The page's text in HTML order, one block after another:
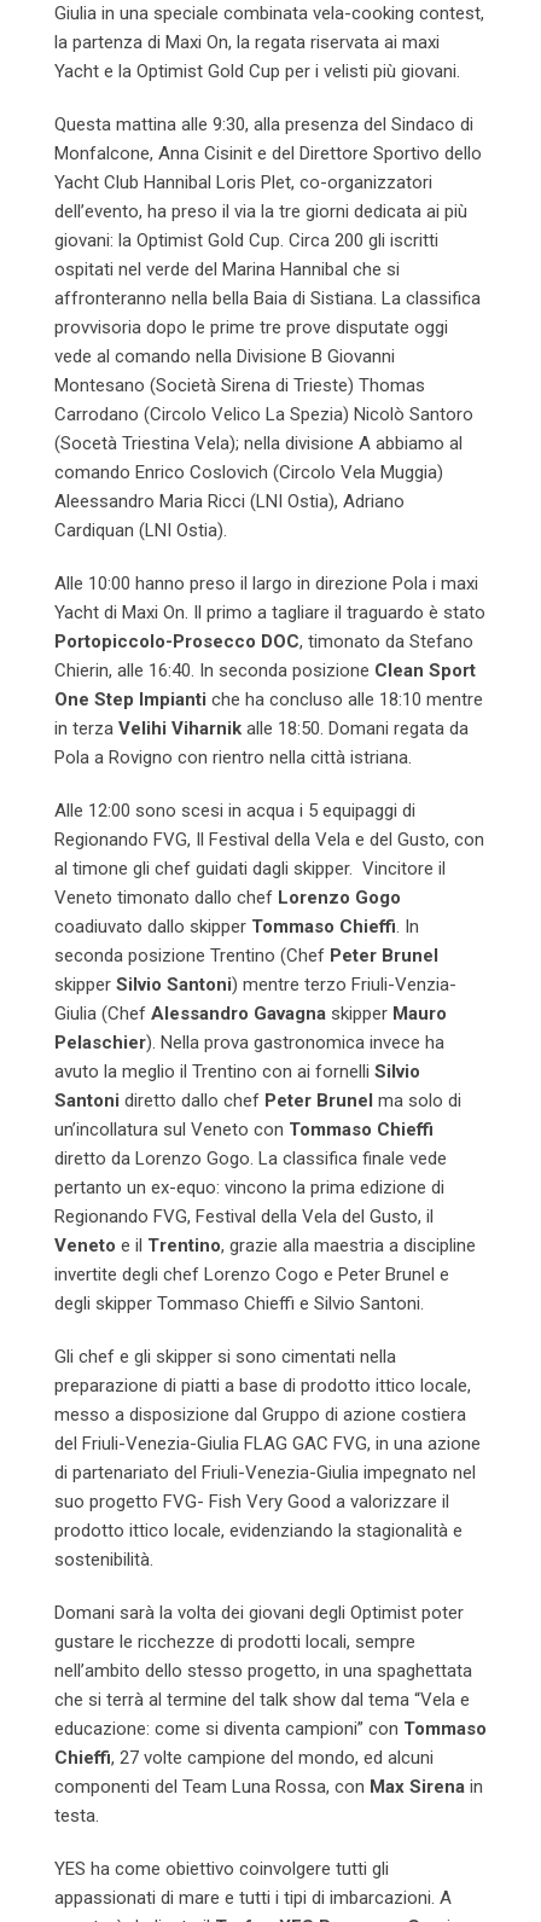
Giulia in una speciale combinata vela-cooking contest,
la partenza di Maxi On, la regata riservata ai maxi
Yacht e la Optimist Gold Cup per i velisti più giovani.
Questa mattina alle 9:30, alla presenza del Sindaco di
Monfalcone, Anna Cisinit e del Direttore Sportivo dello
Yacht Club Hannibal Loris Plet, co-organizzatori
dell’evento, ha preso il via la tre giorni dedicata ai più
giovani: la Optimist Gold Cup. Circa 200 gli iscritti
ospitati nel verde del Marina Hannibal che si
affronteranno nella bella Baia di Sistiana. La classifica
provvisoria dopo le prime tre prove disputate oggi
vede al comando nella Divisione B Giovanni
Montesano (Società Sirena di Trieste) Thomas
Carrodano (Circolo Velico La Spezia) Nicolò Santoro
(Socetà Triestina Vela); nella divisione A abbiamo al
comando Enrico Coslovich (Circolo Vela Muggia)
Aleessandro Maria Ricci (LNI Ostia), Adriano
Cardiquan (LNI Ostia).
Alle 10:00 hanno preso il largo in direzione Pola i maxi
Yacht di Maxi On. Il primo a tagliare il traguardo è stato
Portopiccolo-Prosecco DOC, timonato da Stefano
Chierin, alle 16:40. In seconda posizione Clean Sport
One Step Impianti che ha concluso alle 18:10 mentre
in terza Velihi Viharnik alle 18:50. Domani regata da
Pola a Rovigno con rientro nella città istriana.
Alle 12:00 sono scesi in acqua i 5 equipaggi di
Regionando FVG, Il Festival della Vela e del Gusto, con
al timone gli chef guidati dagli skipper. Vincitore il
Veneto timonato dallo chef Lorenzo Gogo
coadiuvato dallo skipper Tommaso Chieffi. In
seconda posizione Trentino (Chef Peter Brunel
skipper Silvio Santoni) mentre terzo Friuli-Venzia-
Giulia (Chef Alessandro Gavagna skipper Mauro
Pelaschier). Nella prova gastronomica invece ha
avuto la meglio il Trentino con ai fornelli Silvio
Santoni diretto dallo chef Peter Brunel ma solo di
un’incollatura sul Veneto con Tommaso Chieffi
diretto da Lorenzo Gogo. La classifica finale vede
pertanto un ex-equo: vincono la prima edizione di
Regionando FVG, Festival della Vela del Gusto, il
Veneto e il Trentino, grazie alla maestria a discipline
invertite degli chef Lorenzo Cogo e Peter Brunel e
degli skipper Tommaso Chieffi e Silvio Santoni.
Gli chef e gli skipper si sono cimentati nella
preparazione di piatti a base di prodotto ittico locale,
messo a disposizione dal Gruppo di azione costiera
del Friuli-Venezia-Giulia FLAG GAC FVG, in una azione
di partenariato del Friuli-Venezia-Giulia impegnato nel
suo progetto FVG- Fish Very Good a valorizzare il
prodotto ittico locale, evidenziando la stagionalità e
sostenibilità.
Domani sarà la volta dei giovani degli Optimist poter
gustare le ricchezze di prodotti locali, sempre
nell’ambito dello stesso progetto, in una spaghettata
che si terrà al termine del talk show dal tema “Vela e
educazione: come si diventa campioni” con Tommaso
Chieffi, 27 volte campione del mondo, ed alcuni
componenti del Team Luna Rossa, con Max Sirena in
testa.
YES ha come obiettivo coinvolgere tutti gli
appassionati di mare e tutti i tipi di imbarcazioni. A